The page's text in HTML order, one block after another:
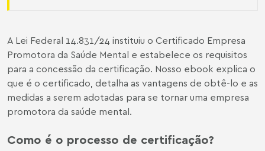
A Lei Federal 14.831/24 instituiu o Certificado Empresa
Promotora da Saúde Mental e estabelece os requisitos
para a concessão da certificação. Nosso ebook explica o
que é o certificado, detalha as vantagens de obtê-lo e as
medidas a serem adotadas para se tornar uma empresa
promotora da saúde mental.
Como é o processo de certificação?